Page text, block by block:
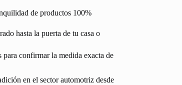
de productos 100%
hasta la puerta de tu casa o
confirmar la medida exacta de
en el sector automotriz desde